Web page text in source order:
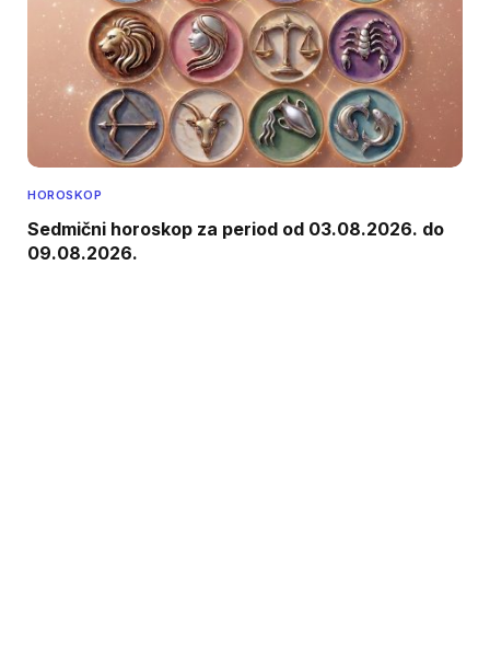
HOROSKOP
Sedmični horoskop za period od 03.08.2026. do
09.08.2026.